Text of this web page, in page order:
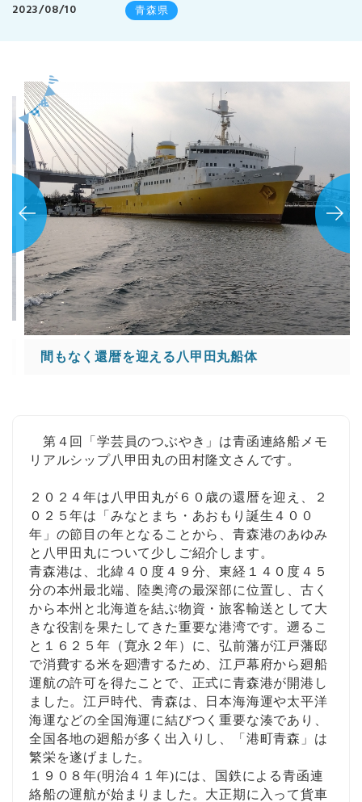
2023/08/10 青森県
間もなく還暦を迎える八甲田丸船体
第４回「学芸員のつぶやき」は青函連絡船メモ
リアルシップ八甲田丸の田村隆文 さんです。
２０２４年は八甲田丸が６０歳の還暦を迎え、２
０２５年は「みなとまち・あおもり誕生４００
年」の節目の年となることから、青森港のあゆみ
と八甲田丸について少しご紹介します。
青森港は、北緯４０度４９分、東経１４０度４５
分の本州最北端、陸奥湾の最深部に位置し、古く
から本州と北海道を結ぶ物資・旅客輸送として大
きな役割を果たしてきた重要な港湾です。遡るこ
と１６２５年（寛永２年）に、弘前藩が江戸藩邸
で消費する米を廻漕するため、江戸幕府から廻船
運航の許可を得たことで、正式に青森港が開港し
ました。江戸時代、青森は、日本海海運や太平洋
海運などの全国海運に結びつく重要な湊であり、
全国各地の廻船が多く出入りし、「港町青森」は
繁栄を遂げました。
１９０８年(明治４１年)には、国鉄による青函連
絡船の運航が始まりました。大正期に入って貨車